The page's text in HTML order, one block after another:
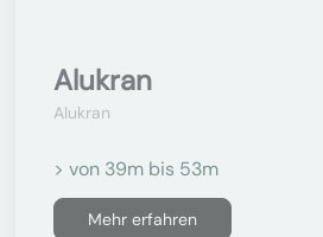
Alukran
Alukran
> von 39m bis 53m
Mehr erfahren